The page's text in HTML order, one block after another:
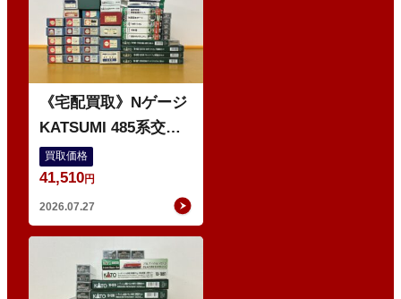
《宅配買取》Nゲージ
KATSUMI 485系交直
流特急型電車 などの
鉄道模型
買取価格
41,510円
2026.07.27